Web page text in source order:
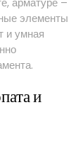
элементы
и умная
и